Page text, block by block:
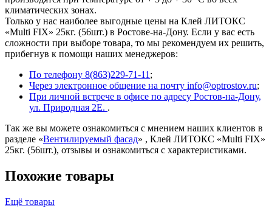
климатических зонах.
Только у нас наиболее выгодные цены на Клей ЛИТОКС
«Multi FIX» 25кг. (56шт.) в Ростове-на-Дону. Если у вас есть
сложности при выборе товара, то мы рекомендуем их решить,
прибегнув к помощи наших менеджеров:
По телефону 8(863)229-71-11;
Через электронное общение на почту info@optrostov.ru;
При личной встрече в офисе по адресу Ростов-на-Дону,
ул. Природная 2Е. .
Так же вы можете ознакомиться с мнением наших клиентов в
разделе «Вентилируемый фасад» , Клей ЛИТОКС «Multi FIX»
25кг. (56шт.), отзывы и ознакомиться с характеристиками.
Похожие товары
Ещё товары